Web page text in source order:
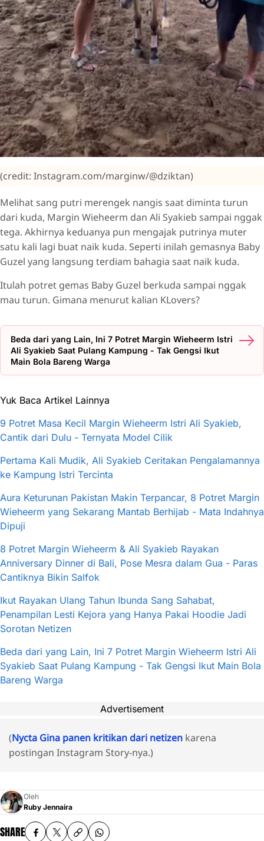
(credit: Instagram.com/marginw/@dziktan)
Melihat sang putri merengek nangis saat diminta turun
dari kuda, Margin Wieheerm dan Ali Syakieb sampai nggak
tega. Akhirnya keduanya pun mengajak putrinya muter
satu kali lagi buat naik kuda. Seperti inilah gemasnya Baby
Guzel yang langsung terdiam bahagia saat naik kuda.
Itulah potret gemas Baby Guzel berkuda sampai nggak
mau turun. Gimana menurut kalian KLovers?
Beda dari yang Lain, Ini 7 Potret Margin Wieheerm Istri
Ali Syakieb Saat Pulang Kampung - Tak Gengsi Ikut
Main Bola Bareng Warga
Yuk Baca Artikel Lainnya
9 Potret Masa Kecil Margin Wieheerm Istri Ali Syakieb,
Cantik dari Dulu - Ternyata Model Cilik
Pertama Kali Mudik, Ali Syakieb Ceritakan Pengalamannya
ke Kampung Istri Tercinta
Aura Keturunan Pakistan Makin Terpancar, 8 Potret Margin
Wieheerm yang Sekarang Mantab Berhijab - Mata Indahnya
Dipuji
8 Potret Margin Wieheerm & Ali Syakieb Rayakan
Anniversary Dinner di Bali, Pose Mesra dalam Gua - Paras
Cantiknya Bikin Salfok
Ikut Rayakan Ulang Tahun Ibunda Sang Sahabat,
Penampilan Lesti Kejora yang Hanya Pakai Hoodie Jadi
Sorotan Netizen
Beda dari yang Lain, Ini 7 Potret Margin Wieheerm Istri Ali
Syakieb Saat Pulang Kampung - Tak Gengsi Ikut Main Bola
Bareng Warga
Advertisement
(Nycta Gina panen kritikan dari netizen karena
postingan Instagram Story-nya.)
Oleh
Ruby Jennaira
SHARE